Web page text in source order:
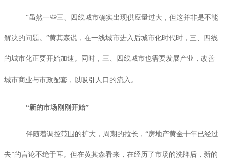
“虽然一些三、四线城市确实出现供应量过大，但这并非是不能
解决的问题。”黄其森说，在一线城市进入后城市化时代时，三、四线
的城市化正要开始加速。同时，三、四线城市也需要发展产业，改善
城市商业与市政配套，以吸引人口的流入。
“新的市场刚刚开始”
伴随着调控范围的扩大，周期的拉长，“房地产黄金十年已经过
去”的言论不绝于耳。但在黄其森看来，在经历了市场的洗牌后，新的